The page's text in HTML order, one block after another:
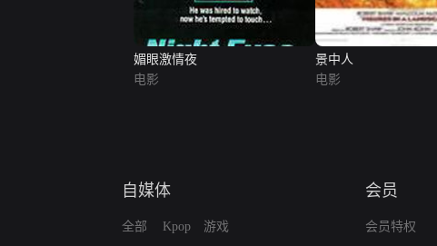
媚眼激情夜
电影
景中人
电影
自媒体
全部 Kpop 游戏
会员
会员特权